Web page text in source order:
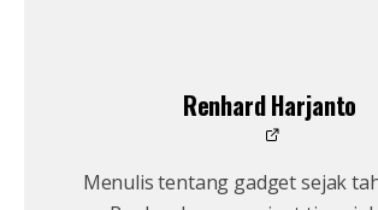
Renhard Harjanto
Menulis tentang gadget sejak